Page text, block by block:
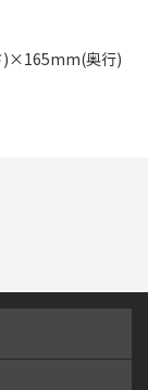
)×165mm(奥行)